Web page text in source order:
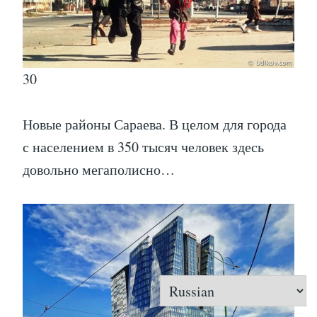
30
Новые районы Сараева. В целом для города
с населением в 350 тысяч человек здесь
довольно мегаполисно…